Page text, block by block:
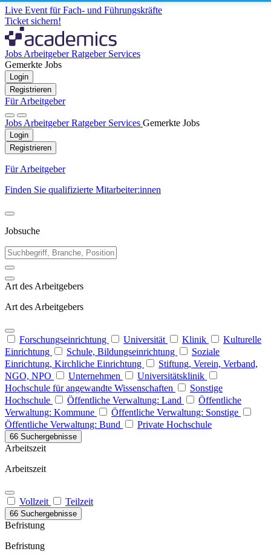
Live Event für Fach- und Führungskräfte
Ticket sichern!
Jobs ArbeitgeberRatgeber Services
Gemerkte Jobs
Login
Registrieren
Für Arbeitgeber
Jobs ArbeitgeberRatgeber Services Gemerkte Jobs
Login
Registrieren
Für Arbeitgeber
Finden Sie qualifizierte Mitarbeiter:innen
Jobsuche
Art des Arbeitgebers
Art des Arbeitgebers
Forschungseinrichtung Universität Klinik
Kulturelle
Einrichtung
Schule, Bildungseinrichtung
Soziale
Einrichtung, Kirchliche Einrichtung
Stiftung, Verein, Verband,
NGO, NPO
Unternehmen
Universitätsklinik
Hochschule für angewandte Wissenschaften
Sonstige
Hochschule
Öffentliche Verwaltung: Land
Öffentliche
Verwaltung: Kommune
Öffentliche Verwaltung: Sonstige
Öffentliche Verwaltung: Bund
Private Hochschule
66 Suchergebnisse
Arbeitszeit
Arbeitszeit
Vollzeit Teilzeit
66 Suchergebnisse
Befristung
Befristung